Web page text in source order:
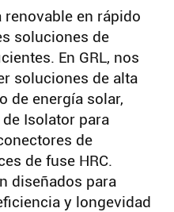
renovable en rápido
soluciones de
En GRL, nos
soluciones de alta
de energía solar,
Isolator para
de
de fuse HRC.
diseñados para
y longevidad